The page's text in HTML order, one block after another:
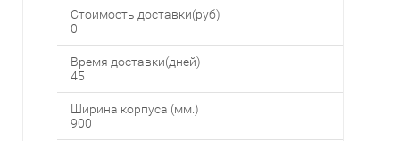
Стоимость доставки(руб)
0
Время доставки(дней)
45
Ширина корпуса (мм.)
900